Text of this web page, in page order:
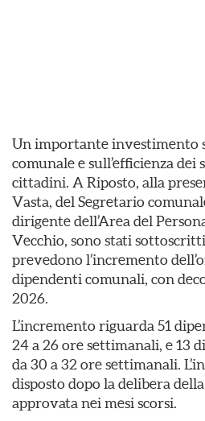
Un importante investimento
comunale e sull’efficienza dei
cittadini. A Riposto, alla
Vasta, del Segretario
dirigente dell’Area del
Vecchio, sono stati
prevedono l’incremento
dipendenti comunali, con
2026.
L’incremento riguarda 51
24 a 26 ore settimanali, e 13
da 30 a 32 ore settimanali.
disposto dopo la delibera
approvata nei mesi scorsi.